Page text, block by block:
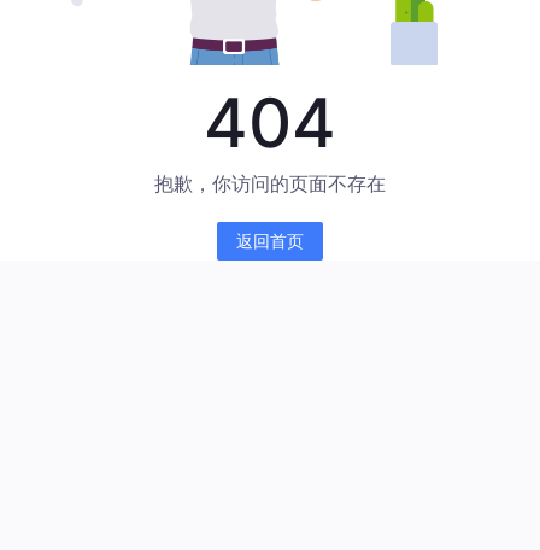
404
抱歉，你访问的页面不存在
返回首页